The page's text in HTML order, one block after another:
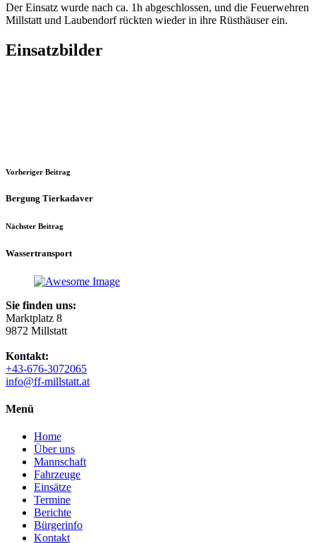
Der Einsatz wurde nach ca. 1h abgeschlossen, und die Feuerwehren
Millstatt und Laubendorf rückten wieder in ihre Rüsthäuser ein.
Einsatzbilder
Vorheriger Beitrag
Bergung Tierkadaver
Nächster Beitrag
Wassertransport
Sie finden uns:
Marktplatz 8
9872 Millstatt
Kontakt:
+43-676-3072065
info@ff-millstatt.at
Menü
Home
Über uns
Mannschaft
Fahrzeuge
Einsätze
Termine
Berichte
Bürgerinfo
Kontakt